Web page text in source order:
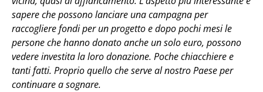
sapere che possono lanciare una campagna per
raccogliere fondi per un progetto e dopo pochi mesi le
persone che hanno donato anche un solo euro, possono
vedere investita la loro donazione. Poche chiacchiere e
tanti fatti. Proprio quello che serve al nostro Paese per
continuare a sognare.